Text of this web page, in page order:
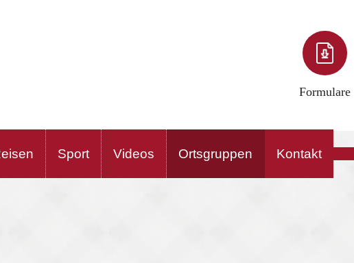
Formulare
Sport Videos Ortsgruppen Kontakt